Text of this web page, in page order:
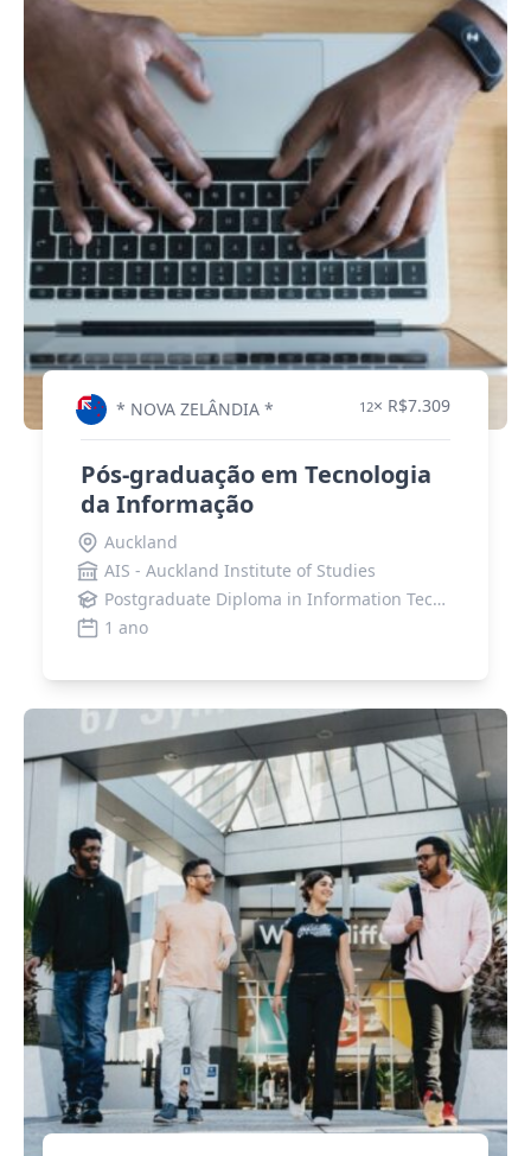
* NOVA ZELÂNDIA * 12× R$7.309
Pós-graduação em Tecnologia
da Informação
Auckland
AIS - Auckland Institute of Studies
Postgraduate Diploma in Information Technology (Level 8)
1 ano